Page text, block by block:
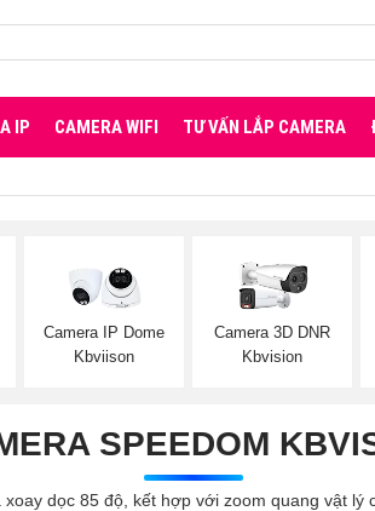
IP CAMERA WIFI TƯ VẤN LẮP CAMERA
Camera IP Dome
Kbviison
Camera 3D DNR
Kbvision
SPEEDOM
dọc 85 độ, kết hợp với zoom quang vật